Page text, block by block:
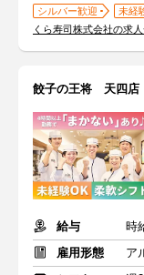
シルバー歓迎
未経
くら寿司株式会社の求
餃子の王将 天四店
給与
時
雇用形態
ア